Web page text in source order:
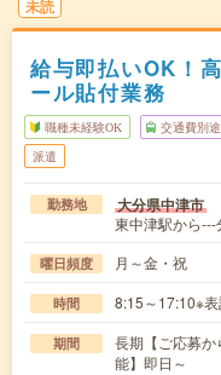
未読
給与即払いOK！
ール貼付業務
職種未経験OK 交通費別
派遣
勤務地 大分県中津市
東中津駅から---
曜日頻度 月～金・祝
時間 8:15～17:10※表
期間
長期【ご応募
能】即日～